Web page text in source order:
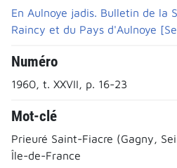
En Aulnoye jadis. Bulletin de la
Raincy et du Pays d'Aulnoye
Numéro
1960, t. XXVII, p. 16-23
Mot-clé
Prieuré Saint-Fiacre (Gagny,
Île-de-France